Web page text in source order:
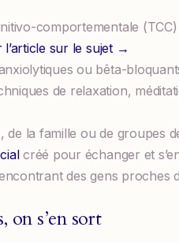
comportementale
l’article sur le sujet →
ou bêta-
de relaxation,
de la famille ou de groupes
créé pour échanger et
des gens proches
on s’en sort